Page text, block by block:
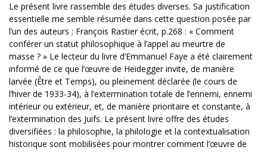
Le présent livre rassemble des études diverses. Sa justification
essentielle me semble résumée dans cette question posée par
l’un des auteurs ; François Rastier écrit, p.268 : « Comment
conférer un statut philosophique à l’appel au meurtre de
masse ? » Le lecteur du livre d’Emmanuel Faye a été clairement
informé de ce que l’œuvre de Heidegger invite, de manière
larvée (Être et Temps), ou pleinement déclarée (le cours de
l’hiver de 1933-34), à l’extermination totale de l’ennemi, ennemi
intérieur ou extérieur, et, de manière prioritaire et constante, à
l’extermination des Juifs. Le présent livre offre des études
diversifiées : la philosophie, la philologie et la contextualisation
historique sont mobilisées pour montrer comment l’œuvre de